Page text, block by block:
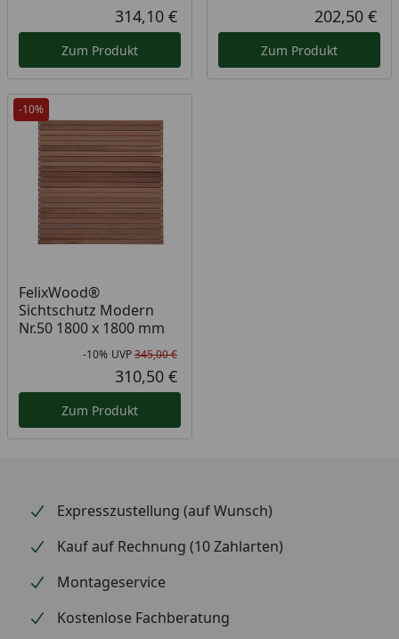
Rabatt in Prozent
Ursprünglicher Preis
Aktueller Preis
314,10 €
Zum Produkt
202,50 €
Zum Produkt
-10%
FelixWood®
Sichtschutz Modern
Nr.50 1800 x 1800 mm
Rabatt in Prozent
-10%
Ursprünglicher Preis
UVP345,00 €
Aktueller Preis
310,50 €
Zum Produkt
Expresszustellung (auf Wunsch)
Kauf auf Rechnung (10 Zahlarten)
Montageservice
Kostenlose Fachberatung